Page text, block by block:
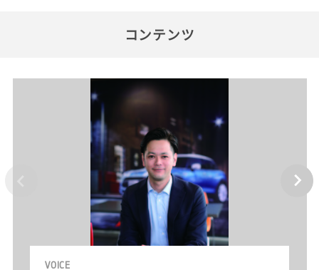
コンテンツ
VOICE